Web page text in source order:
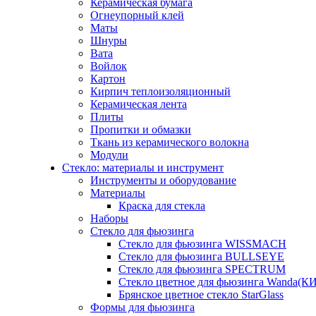
Керамическая бумага
Огнеупорный клей
Маты
Шнуры
Вата
Войлок
Картон
Кирпич теплоизоляционный
Керамическая лента
Плиты
Пропитки и обмазки
Ткань из керамического волокна
Модули
Стекло: материалы и инструмент
Инструменты и оборудование
Материалы
Краска для стекла
Наборы
Стекло для фьюзинга
Стекло для фьюзинга WISSMACH
Стекло для фьюзинга BULLSEYE
Стекло для фьюзинга SPECTRUM
Стекло цветное для фьюзинга
Брянское цветное стекло StarGlass
Формы для фьюзинга